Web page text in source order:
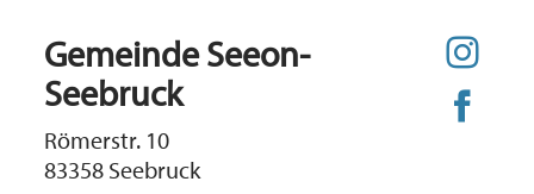
Gemeinde Seeon-
Seebruck
Römerstr. 10
83358 Seebruck